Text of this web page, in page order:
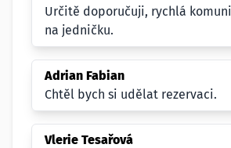
Určitě doporučuji, rychlá
na jedničku.
Adrian Fabian
Chtěl bych si udělat rezervaci.
Vlerie Tesařová